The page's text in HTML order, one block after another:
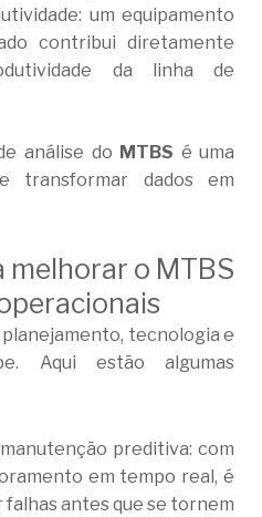
um equipamento
contribui diretamente
da linha de
análise do MTBS é uma
transformar dados em
melhorar o MTBS
tecnologia e
Aqui estão algumas
preditiva: com
em tempo real, é
antes que se tornem